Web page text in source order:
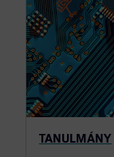
TANULMÁNY